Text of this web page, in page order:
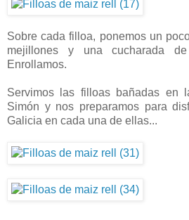
Sobre cada filloa, ponemos un
mejillones y una cucharada
Enrollamos.
Servimos las filloas bañadas en
Simón y nos preparamos para
Galicia en cada una de ellas...